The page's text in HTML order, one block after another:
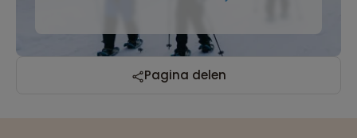
Pagina delen
Reizen met oog voor mens, cultuur en milieu